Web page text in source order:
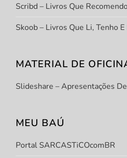
Scribd – Livros Que Recomendo
Skoob – Livros Que Li, Tenho
MATERIAL DE
Slideshare – Apresentações
MEU BAÚ
Portal SARCASTiCOcomBR